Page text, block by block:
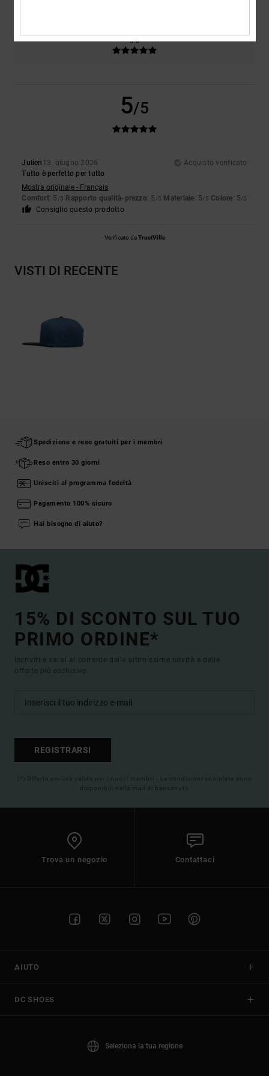
5.0
5/5
Julien 13. giugno 2026
Acquisto verificato
Tutto è perfetto per tutto
Mostra originale - Français
Comfort: 5 /5 Rapporto qualità-prezzo: 5 /5 Materiale: 5/5 Colore: 5/5
Consiglio questo prodotto
Verificato daTrustVille
VISTI DI RECENTE
Spedizione e reso gratuiti per i membri
Reso entro 30 giorni
Unisciti al programma fedeltà
Pagamento 100% sicuro
Hai bisogno di aiuto?
15% DI SCONTO SUL TUO
PRIMO ORDINE*
Iscriviti e sarai al corrente delle ultimissime novità e delle
offerte più esclusive.
REGISTRARSI
(*) Offerta on-line valida per i nuovi membri - Le condizioni complete sono
disponibili nella mail di benvenuto
Trova un negozio Contattaci
AIUTO
DC SHOES
Seleziona la tua regione